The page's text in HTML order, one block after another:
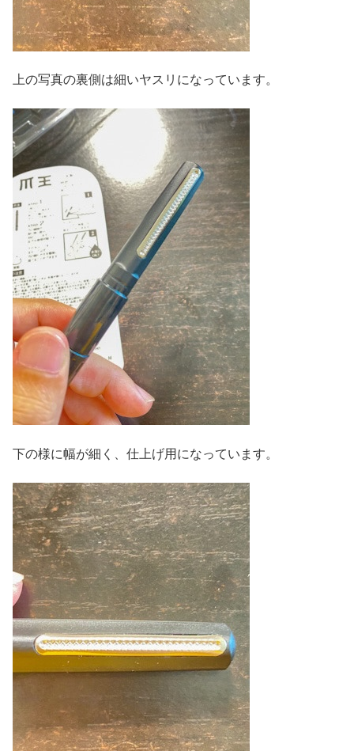
上の写真の裏側は細いヤスリになっています。
下の様に幅が細く、仕上げ用になっています。